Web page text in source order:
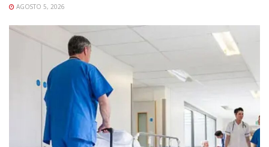
AGOSTO 5, 2026